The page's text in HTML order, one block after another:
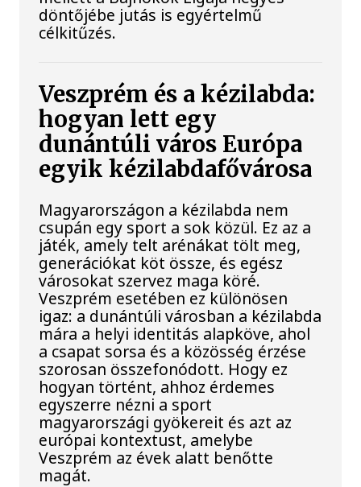
döntőjébe jutás is egyértelmű
célkitűzés.
Veszprém és a kézilabda:
hogyan lett egy
dunántúli város Európa
egyik kézilabdafővárosa
Magyarországon a kézilabda nem
csupán egy sport a sok közül. Ez az a
játék, amely telt arénákat tölt meg,
generációkat köt össze, és egész
városokat szervez maga köré.
Veszprém esetében ez különösen
igaz: a dunántúli városban a kézilabda
mára a helyi identitás alapköve, ahol
a csapat sorsa és a közösség érzése
szorosan összefonódott. Hogy ez
hogyan történt, ahhoz érdemes
egyszerre nézni a sport
magyarországi gyökereit és azt az
európai kontextust, amelybe
Veszprém az évek alatt benőtte
magát.